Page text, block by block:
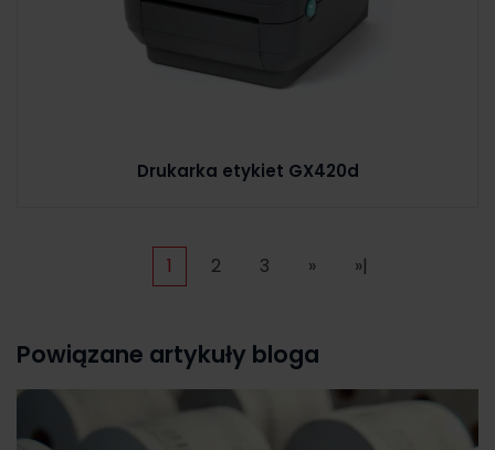
Drukarka etykiet GX420d
1 2 3 » »|
Powiązane artykuły bloga